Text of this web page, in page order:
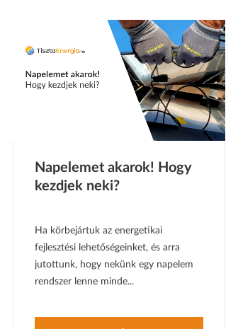
Napelemet akarok! Hogy
kezdjek neki?
Ha körbejártuk az energetikai
fejlesztési lehetőségeinket, és arra
jutottunk, hogy nekünk egy napelem
rendszer lenne minde...